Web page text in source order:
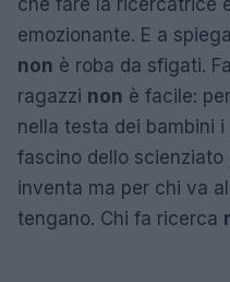
che fare la ricercatrice
emozionante. E a
non è roba da sfigati.
ragazzi non è facile:
nella testa dei bambini
fascino dello
inventa ma per chi va
tengano. Chi fa ricerca